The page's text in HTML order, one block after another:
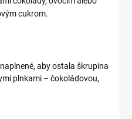
cukrom.
aby ostala škrupina
plnkami – čokoládovou,